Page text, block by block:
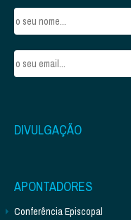
DIVULGAÇÃO
APONTADORES
Conferência Episcopal